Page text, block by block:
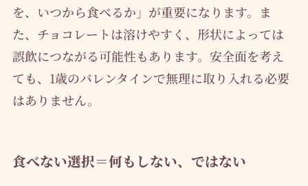
を、いつから食べるか」が重要になります。ま
た、チョコレートは溶けやすく、形状によっては
誤飲につながる可能性もあります。安全面を考え
ても、1歳のバレンタインで無理に取り入れる必要
はありません。
食べない選択＝何もしない、ではない